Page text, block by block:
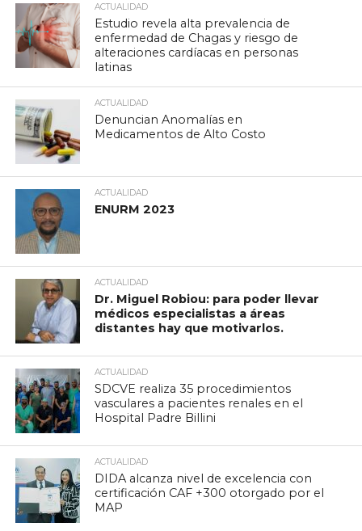
ACTUALIDAD
Estudio revela alta prevalencia de
enfermedad de Chagas y riesgo de
alteraciones cardíacas en personas
latinas
ACTUALIDAD
Denuncian Anomalías en
Medicamentos de Alto Costo
ACTUALIDAD
ENURM 2023
ACTUALIDAD
Dr. Miguel Robiou: para poder llevar
médicos especialistas a áreas
distantes hay que motivarlos.
ACTUALIDAD
SDCVE realiza 35 procedimientos
vasculares a pacientes renales en el
Hospital Padre Billini
ACTUALIDAD
DIDA alcanza nivel de excelencia con
certificación CAF +300 otorgado por el
MAP